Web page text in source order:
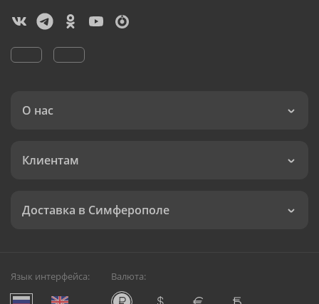
О нас
Клиентам
Доставка в Симферополе
Язык интерфейса: Валюта: